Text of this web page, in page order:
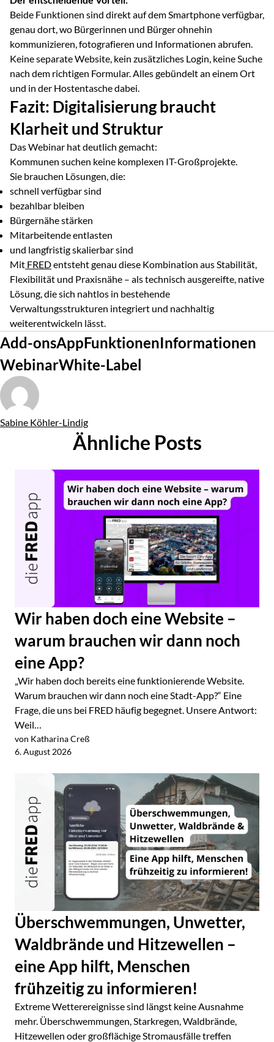
Beide Funktionen sind direkt auf dem Smartphone verfügbar,
genau dort, wo Bürgerinnen und Bürger ohnehin
kommunizieren, fotografieren und Informationen abrufen.
Keine separate Website, kein zusätzliches Login, keine Suche
nach dem richtigen Formular. Alles gebündelt an einem Ort
und in der Hostentasche dabei.
Fazit: Digitalisierung braucht
Klarheit und Struktur
Das Webinar hat deutlich gemacht:
Kommunen suchen keine komplexen IT-Großprojekte.
Sie brauchen Lösungen, die:
schnell verfügbar sind
bezahlbar bleiben
Bürgernähe stärken
Mitarbeitende entlasten
und langfristig skalierbar sind
Mit FREDentsteht genau diese Kombination aus Stabilität,
Flexibilität und Praxisnähe – als technisch ausgereifte, native
Lösung, die sich nahtlos in bestehende
Verwaltungsstrukturen integriert und nachhaltig
weiterentwickeln lässt.
Tags
Add-onsAppFunktionenInformationen
WebinarWhite-Label
Von
Sabine Köhler-Lindig
Ähnliche Posts
Wir haben doch eine Website –
warum brauchen wir dann noch
eine App?
„Wir haben doch bereits eine funktionierende Website.
Warum brauchen wir dann noch eine Stadt-App?“ Eine
Frage, die uns bei FRED häufig begegnet. Unsere Antwort:
Weil…
von Katharina Creß
6. August 2026
Überschwemmungen, Unwetter,
Waldbrände und Hitzewellen –
eine App hilft, Menschen
frühzeitig zu informieren!
Extreme Wetterereignisse sind längst keine Ausnahme
mehr. Überschwemmungen, Starkregen, Waldbrände,
Hitzewellen oder großflächige Stromausfälle treffen